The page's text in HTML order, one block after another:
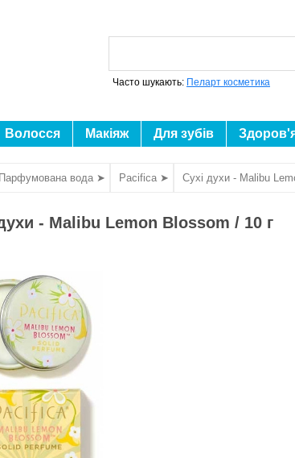
Часто шукають: Пеларт косметика
Волосся Макіяж Для зубів
Парфумована вода ➤ Pacifica ➤ Сухі духи - Malibu
- Malibu Lemon Blossom / 10 г